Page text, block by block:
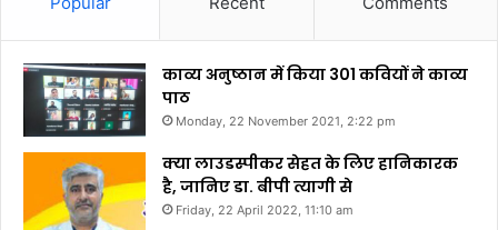
काव्य अनुष्ठान में किया 301 कवियों ने काव्य
पाठ
Monday, 22 November 2021, 2:22 pm
क्या लाउडस्पीकर सेहत के लिए हानिकारक
है, जानिए डा. बीपी त्यागी से
Friday, 22 April 2022, 11:10 am